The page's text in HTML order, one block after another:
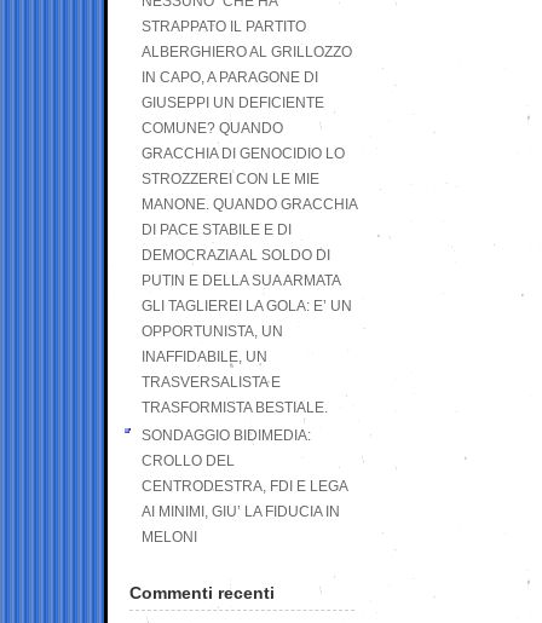
STRAPPATO IL PARTITO
ALBERGHIERO AL GRILLOZZO
IN CAPO, A PARAGONE DI
GIUSEPPI UN DEFICIENTE
COMUNE? QUANDO
GRACCHIA DI GENOCIDIO LO
STROZZEREI CON LE MIE
MANONE. QUANDO GRACCHIA
DI PACE STABILE E DI
DEMOCRAZIA AL SOLDO DI
PUTIN E DELLA SUA ARMATA
GLI TAGLIEREI LA GOLA: E’ UN
OPPORTUNISTA, UN
INAFFIDABILE, UN
TRASVERSALISTA E
TRASFORMISTA BESTIALE.
SONDAGGIO BIDIMEDIA:
CROLLO DEL
CENTRODESTRA, FDI E LEGA
AI MINIMI, GIU’ LA FIDUCIA IN
MELONI
Commenti recenti